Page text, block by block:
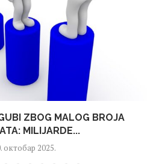
ZBOG MALOG BROJA
MILIJARDE...
октобар 2025.